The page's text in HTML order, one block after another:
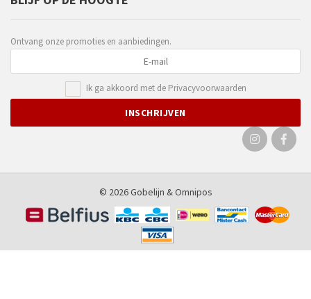
Ontvang onze promoties en aanbiedingen.
Ik ga akkoord met de Privacyvoorwaarden
© 2026 Gobelijn &Omnipos